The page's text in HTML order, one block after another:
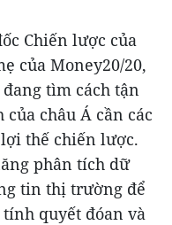
Chiến lược của
của Money20/20,
tìm cách tận
châu Á cần các
thế chiến lược.
phân tích dữ
tin thị trường để
quyết đóan và